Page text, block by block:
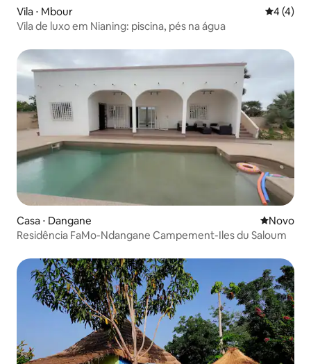
Vila ⋅ Mbour 4 de
4 (4)
Vila de luxo em Nianing: piscina, pés na água
Casa ⋅ Dangane Novo
Novo
Residência FaMo-Ndangane Campement-Iles du Saloum